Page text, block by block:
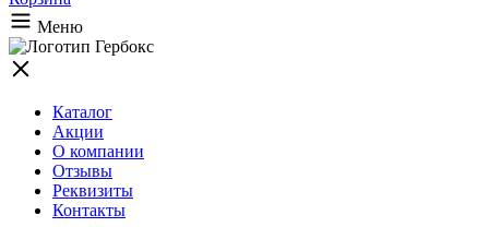
Меню
Каталог
Акции
О компании
Отзывы
Реквизиты
Контакты